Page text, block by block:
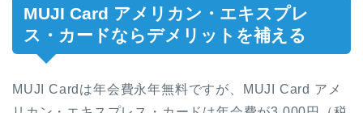
MUJI Card アメリカン・エキスプレ
ス・カードならデメリットを補える
MUJI Cardは年会費永年無料ですが、MUJI Card アメ